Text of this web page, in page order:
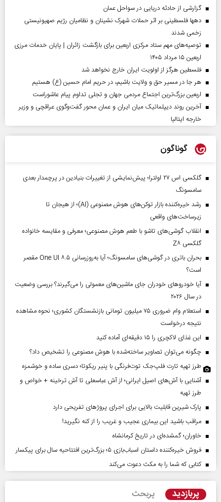
گزارشی از حادثه دریایی در سواحل عمان
دهها فلسطینی بر اثر حملات شهرک نشینان و نظامیان رژیم صهیونیستی
زخمی شدند
توصیه‌های مهم ستاد مرکزی اربعین برای بازگشت زائران | پایان خدمات مرزی
اربعین ۱۵ مرداد ۱۴۰۵
فلسطین هرگز از اولویت ایران خارج نخواهد شد
هر جا در مسیر حق و ولایت باشیم، در حریم امام حسین (ع) هستیم
اربعین بزرگ‌ترین اجتماع مردمی جهان و تجلی تداوم پیام عاشوراست
آخرین روند دیپلماتیک میان ایران و عمان محور گفت‌وگوی عراقچی و وزیر
خارجه ایتالیا
گوناگون
گلکسی اس ۲۷ اولترا؛ پیش‌نمایشی از تغییرات بنیادین در پرچمدار بعدی
سامسونگ
رشد خیره‌کننده بازار توکن‌های هوش مصنوعی (AI)؛ از هیجان تا
زیرساخت‌های واقعی
انقلاب گوشی‌های تاشو‌ با طعم هوش مصنوعی؛ معرفی و مقایسه خانواده
گلکسی Z۸
بحران باتری در گوشی‌های سامسونگ؛ آیا به‌روزرسانی One UI ۸.۵ مقصر
است؟
آیا خودروهای خودران جای ماشین‌های معمولی را می‌گیرند؟ بررسی وضعیت
در سال ۲۰۲۶
استعلام وام ضروری ۷۵ میلیون تومانی بازنشستگان کشوری؛ نحوه مشاهده
نتیجه درخواست
این غذای لاکچری را ۱۵ دقیقه‌ای آماده کنید
چگونه می‌توان تصاویر ساخته‌شده با هوش مصنوعی را تشخیص داد؟
طرز تهیه تارت فلپ‌جک توت‌فرنگی با پنیر ریکوتا؛ دسری ساده و خوشمزه
آشنایی با آش‌های اصیل ایرانی؛ از آش عباسعلی تا آش ترخینه + خواص و
طرز تهیه
پارک شیرین قابلیت‌ بالایی برای اجرای پروژهای تفریحی دارد
مراقب باشید این بیماری عجیب و غریب را از کنه نگیرید!
خاوران؛ گمشده‌ای در تاریخ کرمانشاه
فروش خیره‌کننده داستان اسباب‌بازی ۵؛ بزرگ‌ترین افتتاحیه سال برای پیکسار
کتابی که شما را به مکث دعوت می‌کند
پربازدید پربحث